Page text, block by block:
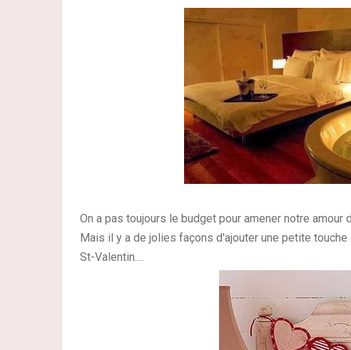
On a pas toujours le budget pour amener notre
Mais il y a de jolies façons d'ajouter une petite
St-Valentin....